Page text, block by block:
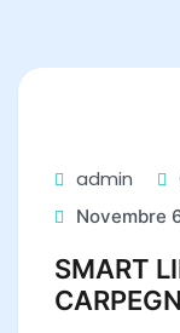
admin
Novembre
SMART